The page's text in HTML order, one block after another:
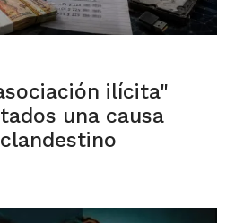
ilícita"
una causa